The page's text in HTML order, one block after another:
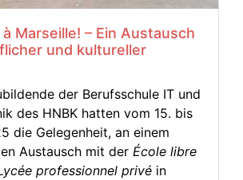
Marseille! – Ein Austausch
und kultureller
der Berufsschule IT und
des HNBK hatten vom 15. bis
die Gelegenheit, an einem
Austausch mit der École libre
professionnel privé in